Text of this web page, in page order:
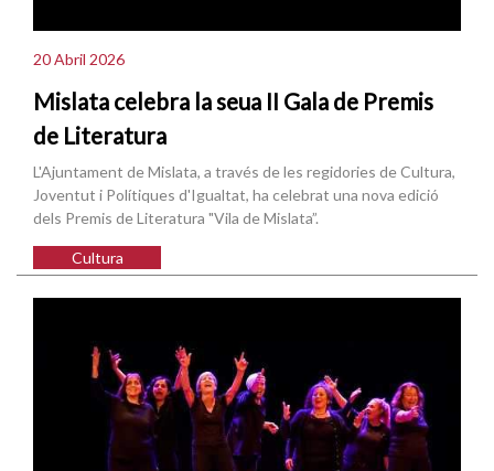
20 Abril 2026
Mislata celebra la seua II Gala de Premis
de Literatura
L'Ajuntament de Mislata, a través de les regidories de Cultura,
Joventut i Polítiques d'Igualtat, ha celebrat una nova edició
dels Premis de Literatura "Vila de Mislata”.
Cultura